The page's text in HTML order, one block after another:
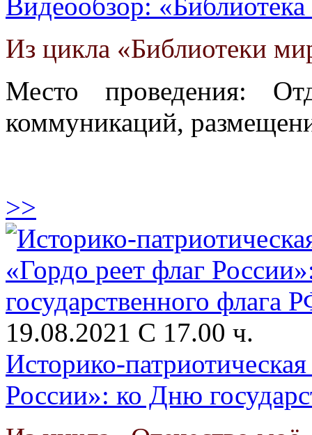
Из цикла «Библиотеки
Место проведения:
коммуникаций,
>>
19.08.2021 С 17.00 ч.
Историко-
России»: ко Дню